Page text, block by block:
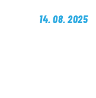
14. 08. 2025